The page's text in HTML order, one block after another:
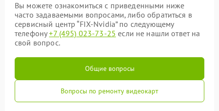
Вы можете ознакомиться с приведенными ниже
часто задаваемыми вопросами, либо обратиться в
сервисный центр “FIX-Nvidia” по следующему
телефону+7 (495) 023-73-25 если не нашли ответ на
свой вопрос.
Общие вопросы
Вопросы по ремонту видеокарт